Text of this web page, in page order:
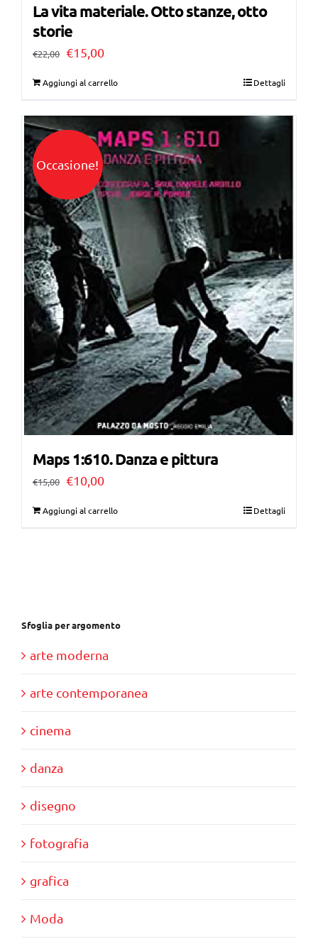
La vita materiale. Otto stanze, otto
storie
€22,00 Il
era:
€22,00.
€15,00Il
è:
€15,00.
Aggiungi al carrello Dettagli
Occasione!
Maps 1:610. Danza e pittura
€15,00 Il
€10,00Il
Aggiungi al carrello Dettagli
Sfoglia per argomento
arte moderna
arte contemporanea
cinema
danza
disegno
fotografia
grafica
Moda